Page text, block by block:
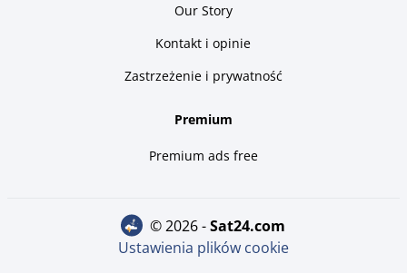
Our Story
Kontakt i opinie
Zastrzeżenie i prywatność
Premium
Premium ads free
© 2026 - sat24.com
Ustawienia plików cookie